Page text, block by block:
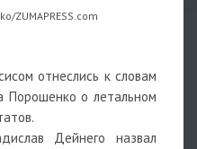
ZUMAPRESS.com
отнеслись к словам
Порошенко о летальном
Дейнего назвал